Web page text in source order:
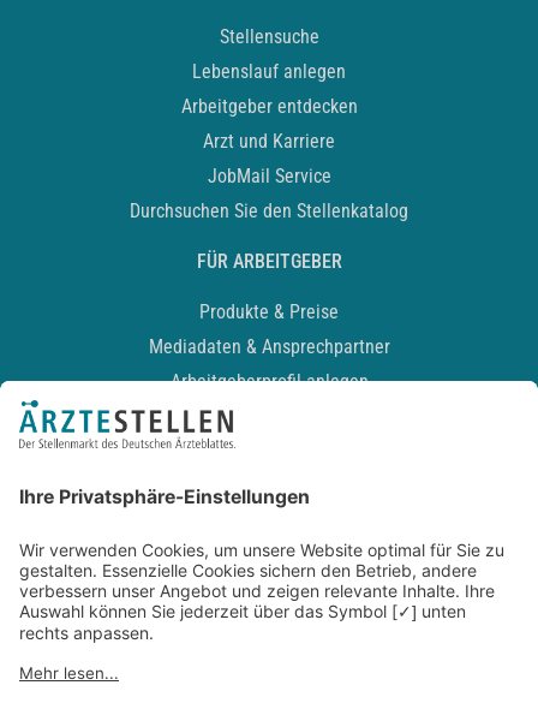
Stellensuche
Lebenslauf anlegen
Arbeitgeber entdecken
Arzt und Karriere
JobMail Service
Durchsuchen Sie den Stellenkatalog
FÜR ARBEITGEBER
Produkte & Preise
Mediadaten & Ansprechpartner
Arbeitgeberprofil anlegen
Recruiting-Podcast
Kontakt
Datenschutz
Newsletter